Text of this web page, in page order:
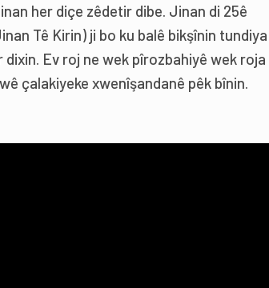
her diçe zêdetir dibe. Jinan di 25ê
Tê Kirin) ji bo ku balê bikşînin
Ev roj ne wek pîrozbahiyê wek roja
çalakiyeke xwenîşandanê pêk bînin.